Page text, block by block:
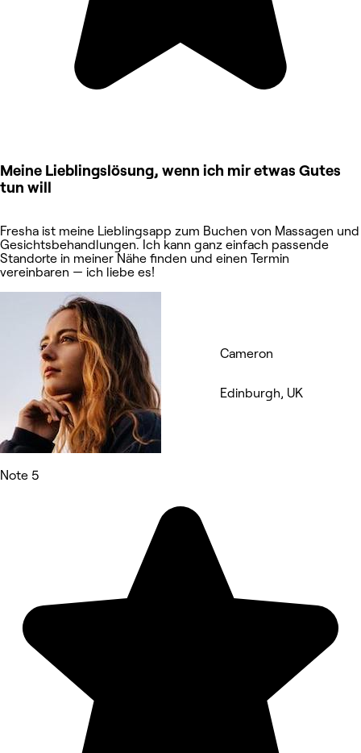
Meine Lieblingslösung, wenn ich mir etwas Gutes
tun will
Fresha ist meine Lieblingsapp zum Buchen von Massagen und
Gesichtsbehandlungen. Ich kann ganz einfach passende
Standorte in meiner Nähe finden und einen Termin
vereinbaren — ich liebe es!
Cameron
Edinburgh, UK
Note 5